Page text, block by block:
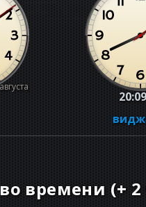
времени (+ 2